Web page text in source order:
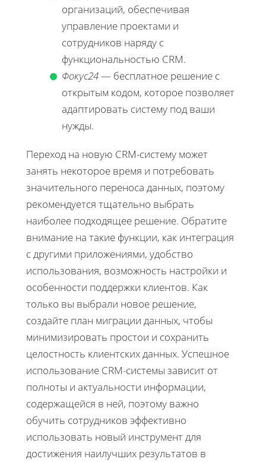
организаций, обеспечивая
управление проектами и
сотрудников наряду с
функциональностью CRM.
Фокус24— бесплатное решение с
открытым кодом, которое позволяет
адаптировать систему под ваши
нужды.
Переход на новую CRM-систему может
занять некоторое время и потребовать
значительного переноса данных, поэтому
рекомендуется тщательно выбрать
наиболее подходящее решение. Обратите
внимание на такие функции, как интеграция
с другими приложениями, удобство
использования, возможность настройки и
особенности поддержки клиентов. Как
только вы выбрали новое решение,
создайте план миграции данных, чтобы
минимизировать простои и сохранить
целостность клиентских данных. Успешное
использование CRM-системы зависит от
полноты и актуальности информации,
содержащейся в ней, поэтому важно
обучить сотрудников эффективно
использовать новый инструмент для
достижения наилучших результатов в